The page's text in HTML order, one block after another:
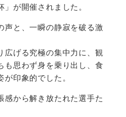
が開催されました。
声と、一瞬の静寂を破る激
広げる究極の集中力に、観
も思わず身を乗り出し、食
印象的でした。
感から解き放たれた選手た